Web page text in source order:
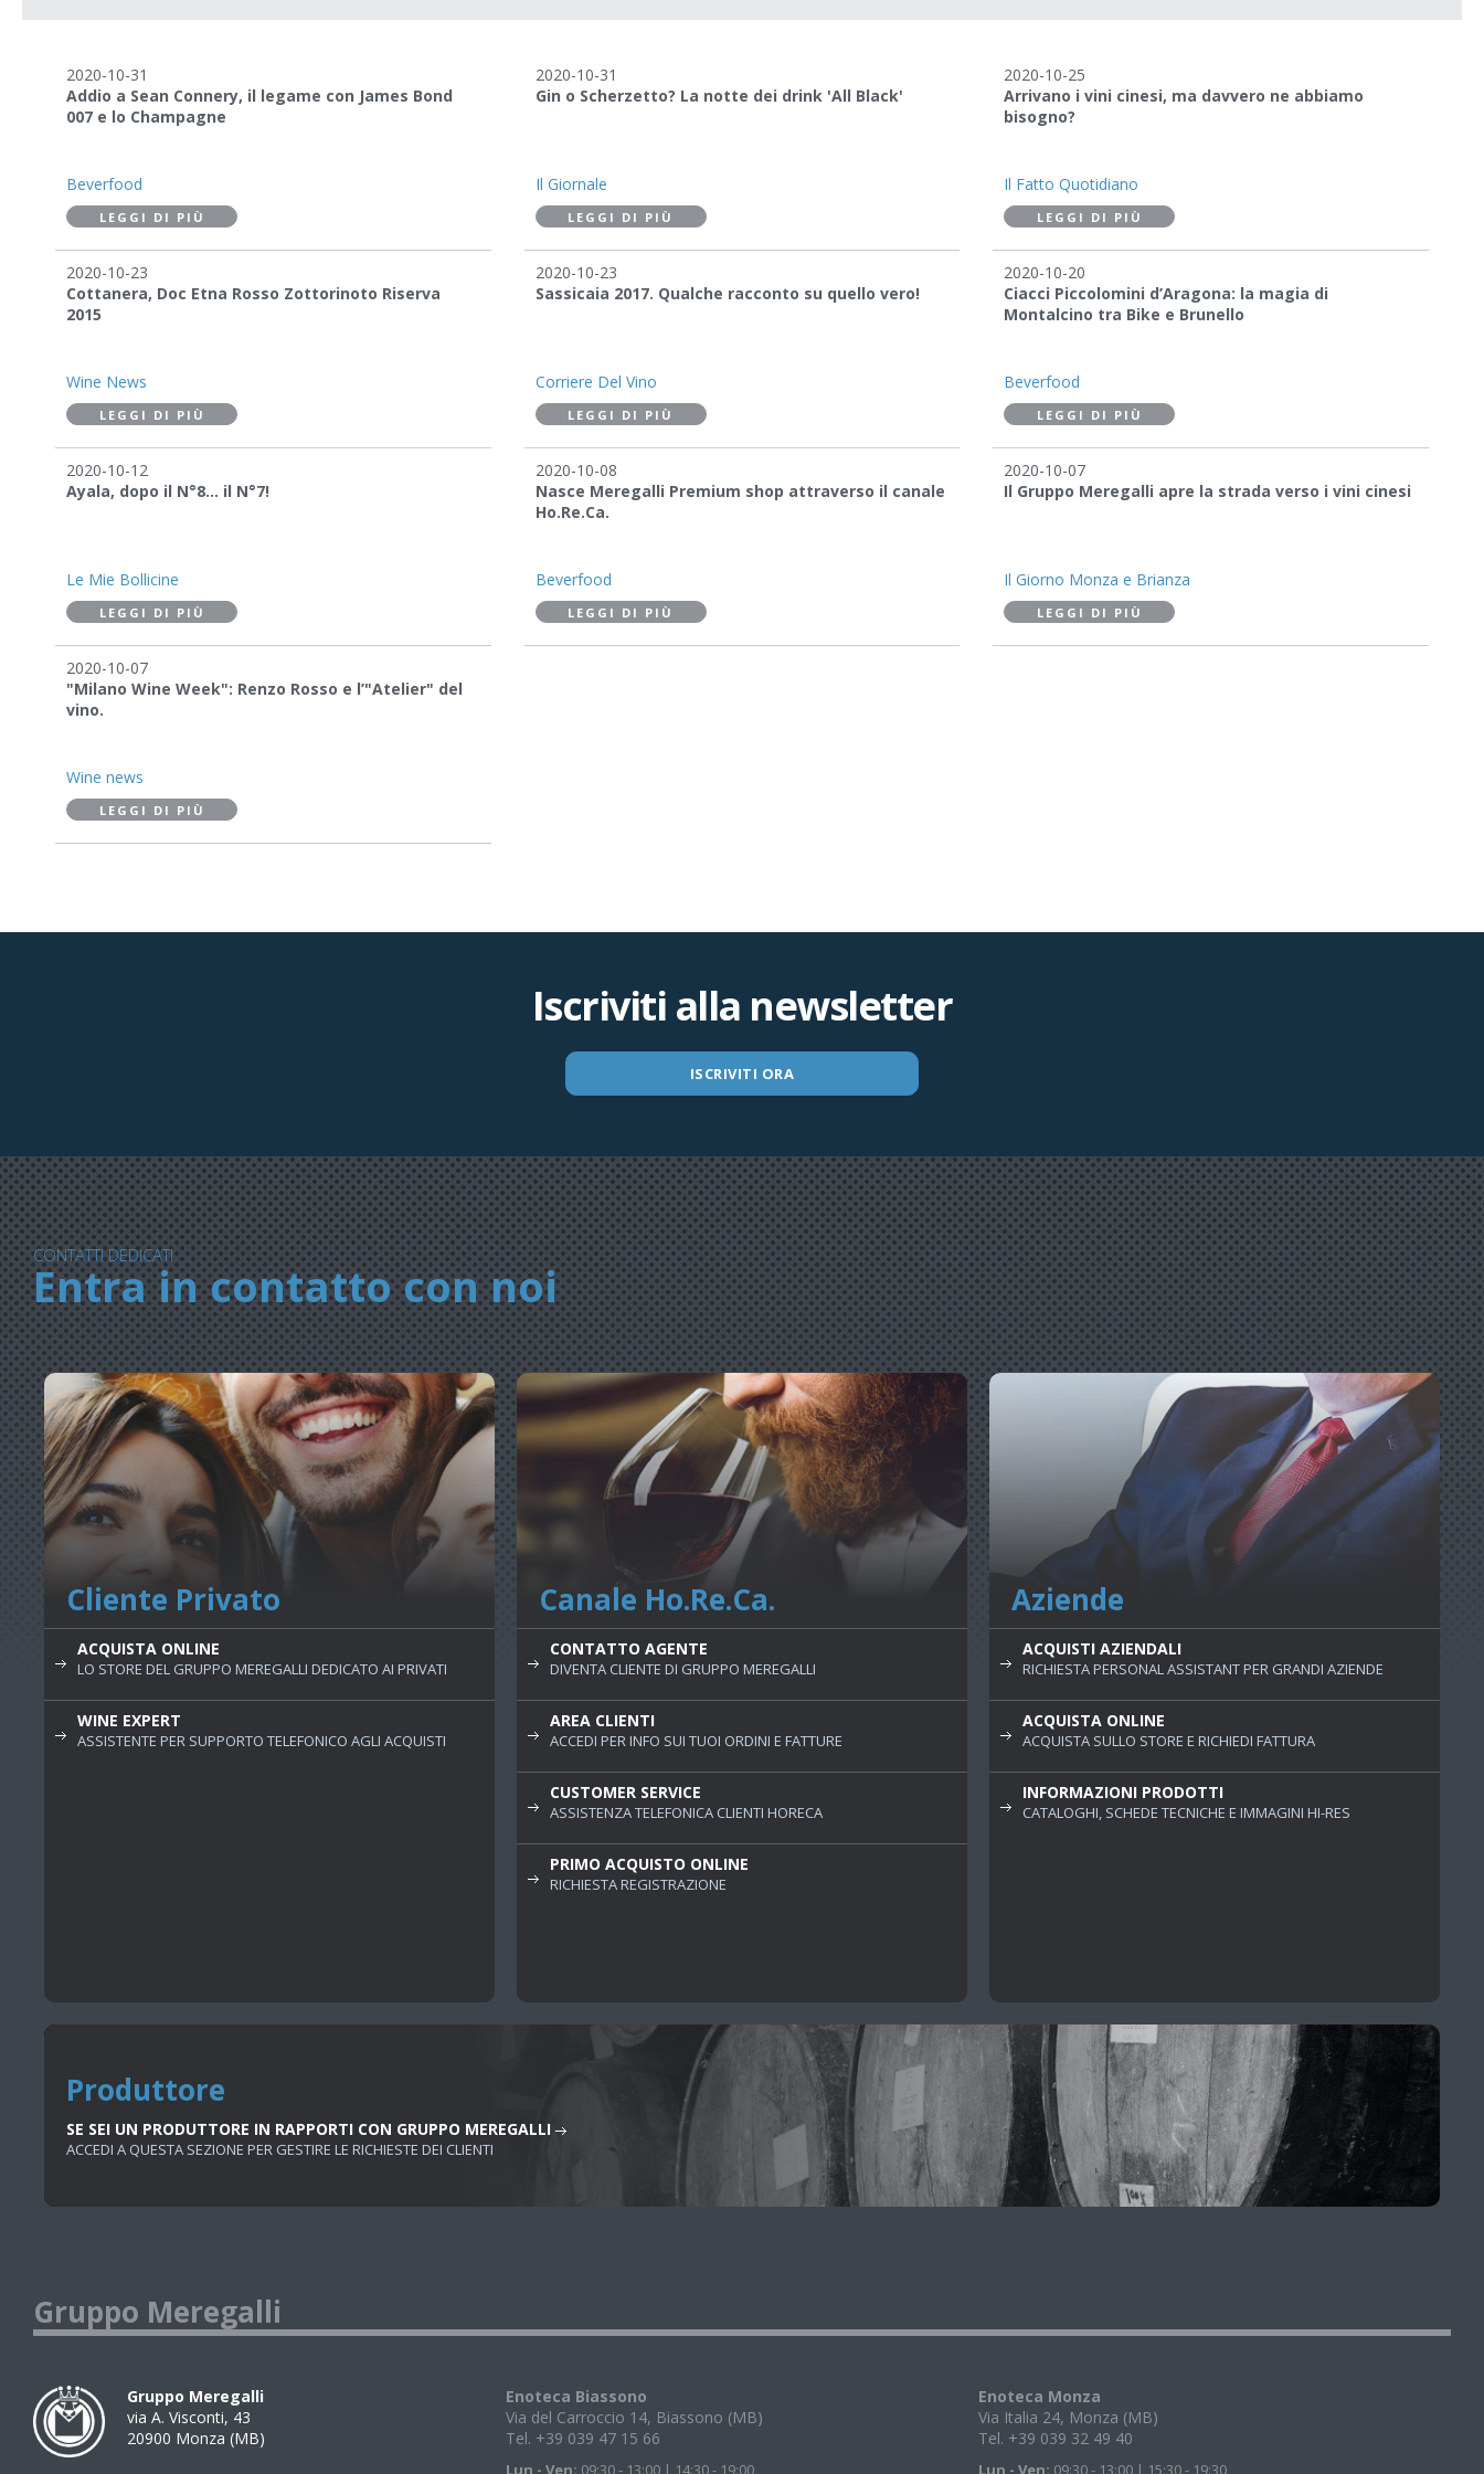
2020-10-31
Addio a Sean Connery, il legame con James Bond
007 e lo Champagne
Beverfood
LEGGI DI PIÙ
2020-10-31
Gin o Scherzetto? La notte dei drink 'All Black'
Il Giornale
LEGGI DI PIÙ
2020-10-25
Arrivano i vini cinesi, ma davvero ne abbiamo
bisogno?
Il Fatto Quotidiano
LEGGI DI PIÙ
2020-10-23
Cottanera, Doc Etna Rosso Zottorinoto Riserva
2015
Wine News
LEGGI DI PIÙ
2020-10-23
Sassicaia 2017. Qualche racconto su quello vero!
Corriere Del Vino
LEGGI DI PIÙ
2020-10-20
Ciacci Piccolomini d’Aragona: la magia di
Montalcino tra Bike e Brunello
Beverfood
LEGGI DI PIÙ
2020-10-12
Ayala, dopo il N°8… il N°7!
Le Mie Bollicine
LEGGI DI PIÙ
2020-10-08
Nasce Meregalli Premium shop attraverso il canale
Ho.Re.Ca.
Beverfood
LEGGI DI PIÙ
2020-10-07
Il Gruppo Meregalli apre la strada verso i vini cinesi
Il Giorno Monza e Brianza
LEGGI DI PIÙ
2020-10-07
"Milano Wine Week": Renzo Rosso e l’"Atelier" del
vino.
Wine news
LEGGI DI PIÙ
Iscriviti alla newsletter
ISCRIVITI ORA
CONTATTI DEDICATI
Entra in contatto con noi
Cliente Privato
ACQUISTA ONLINE
LO STORE DEL GRUPPO MEREGALLI DEDICATO AI PRIVATI
WINE EXPERT
ASSISTENTE PER SUPPORTO TELEFONICO AGLI ACQUISTI
Canale Ho.Re.Ca.
CONTATTO AGENTE
DIVENTA CLIENTE DI GRUPPO MEREGALLI
AREA CLIENTI
ACCEDI PER INFO SUI TUOI ORDINI E FATTURE
CUSTOMER SERVICE
ASSISTENZA TELEFONICA CLIENTI HORECA
PRIMO ACQUISTO ONLINE
RICHIESTA REGISTRAZIONE
Aziende
ACQUISTI AZIENDALI
RICHIESTA PERSONAL ASSISTANT PER GRANDI AZIENDE
ACQUISTA ONLINE
ACQUISTA SULLO STORE E RICHIEDI FATTURA
INFORMAZIONI PRODOTTI
CATALOGHI, SCHEDE TECNICHE E IMMAGINI HI-RES
Produttore
SE SEI UN PRODUTTORE IN RAPPORTI CON GRUPPO MEREGALLI
ACCEDI A QUESTA SEZIONE PER GESTIRE LE RICHIESTE DEI CLIENTI
Gruppo Meregalli
Gruppo Meregalli
via A. Visconti, 43
20900 Monza (MB)
Enoteca Biassono
Via del Carroccio 14, Biassono (MB)
Tel. +39 039 47 15 66
Lun - Ven: 09:30 - 13:00 | 14:30 - 19:00
Enoteca Monza
Via Italia 24, Monza (MB)
Tel. +39 039 32 49 40
Lun - Ven: 09:30 - 13:00 | 15:30 - 19:30